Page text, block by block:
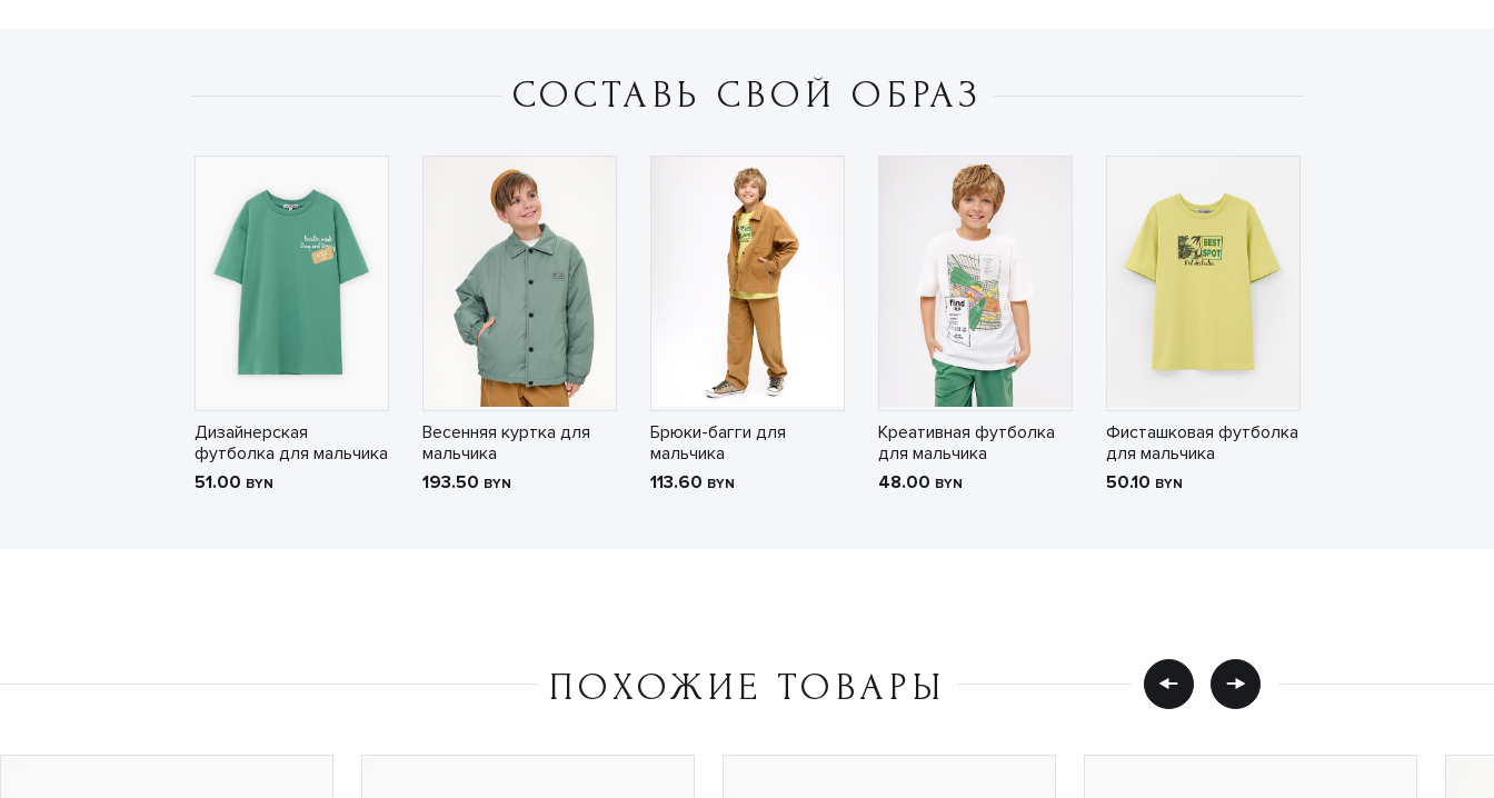
СОСТАВЬ СВОЙ ОБРАЗ
Дизайнерская
футболка для мальчика
51.00 BYN
Весенняя куртка для
мальчика
193.50 BYN
Брюки-багги для
мальчика
113.60 BYN
Креативная футболка
для мальчика
48.00 BYN
Фисташковая футболка
для мальчика
50.10 BYN
ПОХОЖИЕ ТОВАРЫ